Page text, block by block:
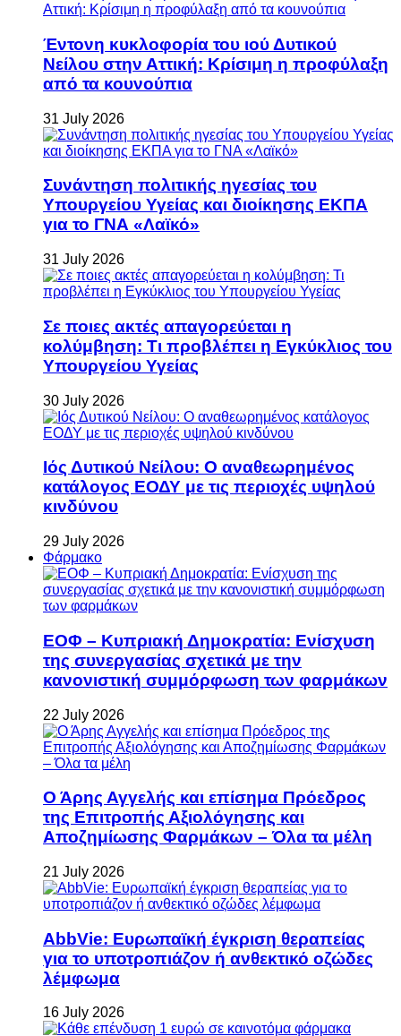
Έντονη κυκλοφορία του ιού Δυτικού
Νείλου στην Αττική: Κρίσιμη η προφύλαξη
από τα κουνούπια
31 July 2026
Συνάντηση πολιτικής ηγεσίας του
Υπουργείου Υγείας και διοίκησης ΕΚΠΑ
για το ΓΝΑ «Λαϊκό»
31 July 2026
Σε ποιες ακτές απαγορεύεται η
κολύμβηση: Τι προβλέπει η Εγκύκλιος του
Υπουργείου Υγείας
30 July 2026
Ιός Δυτικού Νείλου: Ο αναθεωρημένος
κατάλογος ΕΟΔΥ με τις περιοχές υψηλού
κινδύνου
29 July 2026
Φάρμακο
ΕΟΦ – Κυπριακή Δημοκρατία: Ενίσχυση
της συνεργασίας σχετικά με την
κανονιστική συμμόρφωση των φαρμάκων
22 July 2026
Ο Άρης Αγγελής και επίσημα Πρόεδρος
της Επιτροπής Αξιολόγησης και
Αποζημίωσης Φαρμάκων – Όλα τα μέλη
21 July 2026
AbbVie: Ευρωπαϊκή έγκριση θεραπείας
για το υποτροπιάζον ή ανθεκτικό οζώδες
λέμφωμα
16 July 2026